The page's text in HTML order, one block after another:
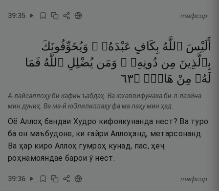
39:35 тафсир
أَلَيْسَ ٱللَّهُ بِكَافٍ عَبْدَهُۥ ۖ وَيُخَوِّفُونَكَ
بِٱلَّذِينَ مِن دُونِهِۦ ۚ وَمَن يُضْلِلِ ٱللَّهُ فَمَا
لَهُۥ مِنْ هَادٍۢ ۝٣٦
А-лайсаллоҳу би кафин ъабдаҳ. Ва юхаввифунака би-л-лазӣна
мин дуниҳ. Ва ма-й юЗлилиллаҳу фа ма лаҳу мин ҳад.
Оё Аллоҳ бандаи Худро кифоякунанда нест? Ва туро
ба он маъбудоне, ки ғайри Аллоҳанд, метарсонанд.
Ва ҳар киро Аллоҳ гумроҳ кунад, пас, ҳеҷ
роҳнамояндае барои ӯ нест.
39:36 тафсир